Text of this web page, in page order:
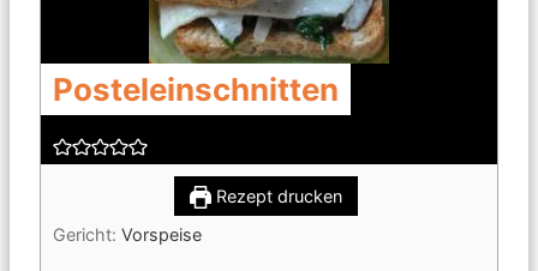
Posteleinschnitten
Rezept drucken
Gericht: Vorspeise